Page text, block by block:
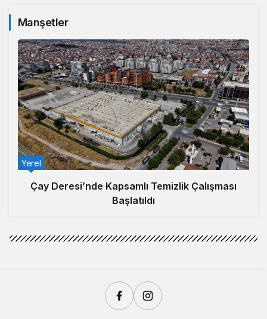
Manşetler
Yerel
Çay Deresi’nde Kapsamlı Temizlik Çalışması
Başlatıldı